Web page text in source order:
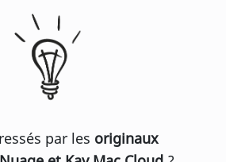
par les originaux